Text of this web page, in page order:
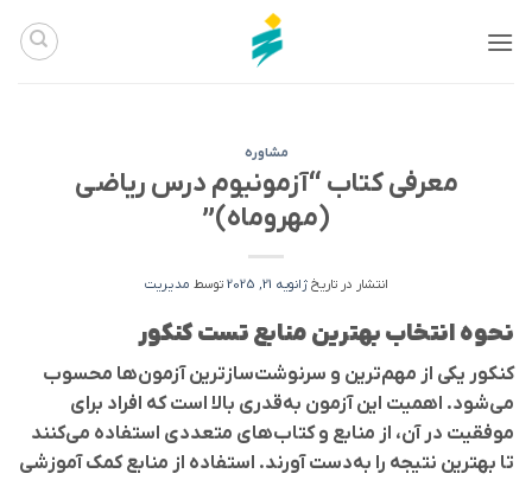
مشاوره
معرفی کتاب “آزمونیوم درس ریاضی
(مهروماه)”
انتشار در تاریخژانویه 21, 2025 توسط مدیریت
نحوه انتخاب بهترین منابع تست کنکور
کنکور یکی از مهم‌ترین و سرنوشت‌سازترین آزمون‌ها محسوب
می‌شود. اهمیت این آزمون به‌قدری بالا است که افراد برای
موفقیت در آن، از منابع و کتاب‌های متعددی استفاده می‌کنند
تا بهترین نتیجه را به‌دست آورند. استفاده از منابع کمک آموزشی